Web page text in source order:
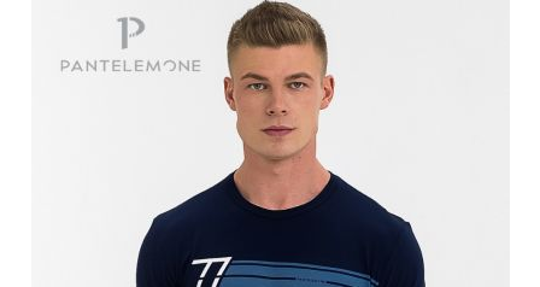
галереи
изображений
галереи
изображений